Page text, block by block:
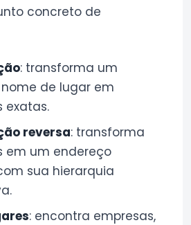
concreto de
: transforma um
de lugar em
exatas.
reversa: transforma
em um endereço
sua hierarquia
: encontra empresas,